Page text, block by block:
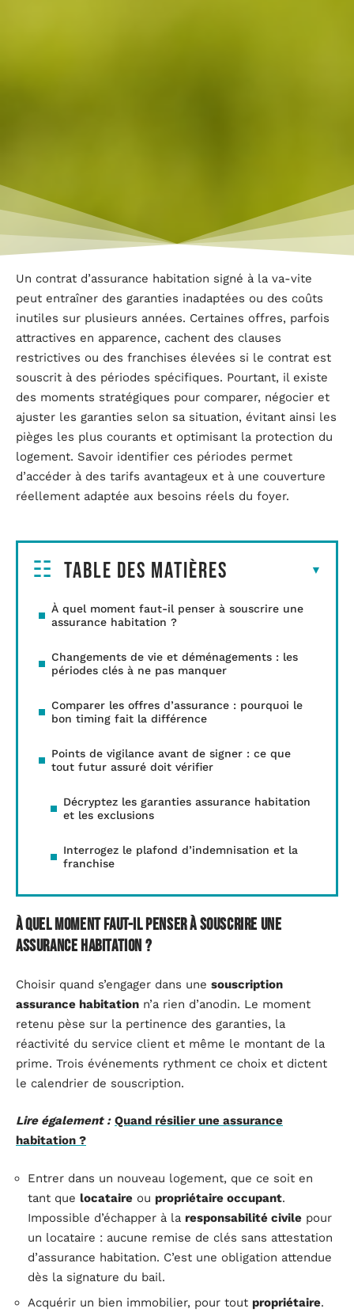
Un contrat d’assurance habitation signé à la va-vite
peut entraîner des garanties inadaptées ou des coûts
inutiles sur plusieurs années. Certaines offres, parfois
attractives en apparence, cachent des clauses
restrictives ou des franchises élevées si le contrat est
souscrit à des périodes spécifiques. Pourtant, il existe
des moments stratégiques pour comparer, négocier et
ajuster les garanties selon sa situation, évitant ainsi les
pièges les plus courants et optimisant la protection du
logement. Savoir identifier ces périodes permet
d’accéder à des tarifs avantageux et à une couverture
réellement adaptée aux besoins réels du foyer.
Table des matières
À quel moment faut-il penser à souscrire une
assurance habitation ?
Changements de vie et déménagements : les
périodes clés à ne pas manquer
Comparer les offres d’assurance : pourquoi le
bon timing fait la différence
Points de vigilance avant de signer : ce que
tout futur assuré doit vérifier
Décryptez les garanties assurance habitation
et les exclusions
Interrogez le plafond d’indemnisation et la
franchise
À quel moment faut-il penser à souscrire une
assurance habitation ?
Choisir quand s’engager dans une souscription
assurance habitation n’a rien d’anodin. Le moment
retenu pèse sur la pertinence des garanties, la
réactivité du service client et même le montant de la
prime. Trois événements rythment ce choix et dictent
le calendrier de souscription.
Lire également : Quand résilier une assurance
habitation ?
Entrer dans un nouveau logement, que ce soit en
tant que locataire ou propriétaire occupant.
Impossible d’échapper à la responsabilité civile pour
un locataire : aucune remise de clés sans attestation
d’assurance habitation. C’est une obligation attendue
dès la signature du bail.
Acquérir un bien immobilier, pour tout propriétaire.